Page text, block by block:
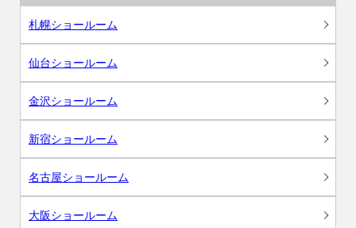
札幌ショールーム
仙台ショールーム
金沢ショールーム
新宿ショールーム
名古屋ショールーム
大阪ショールーム